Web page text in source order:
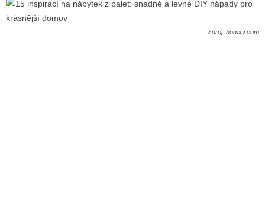
Zdroj: homxy.com